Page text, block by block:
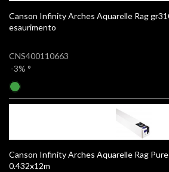
Canson Infinity Arches Aquarelle Rag gr310 0.914x15m SINO
esaurimento
CNS400110663
-3% °
Canson Infinity Arches Aquarelle Rag
0.432x12m